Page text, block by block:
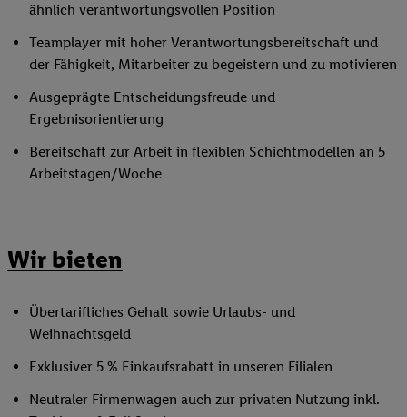
ähnlich verantwortungsvollen Position
Teamplayer mit hoher Verantwortungsbereitschaft und
der Fähigkeit, Mitarbeiter zu begeistern und zu motivieren
Ausgeprägte Entscheidungsfreude und
Ergebnisorientierung
Bereitschaft zur Arbeit in flexiblen Schichtmodellen an 5
Arbeitstagen/Woche
Wir bieten
Übertarifliches Gehalt sowie Urlaubs- und
Weihnachtsgeld
Exklusiver 5 % Einkaufsrabatt in unseren Filialen
Neutraler Firmenwagen auch zur privaten Nutzung inkl.